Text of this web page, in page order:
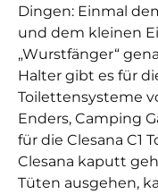
Dingen: Einmal
und dem kleinen
„Wurstfänger“
Halter gibt es für
Toilettensysteme
Enders, Camping
für die Clesana C1
Clesana kaputt
Tüten ausgehen,